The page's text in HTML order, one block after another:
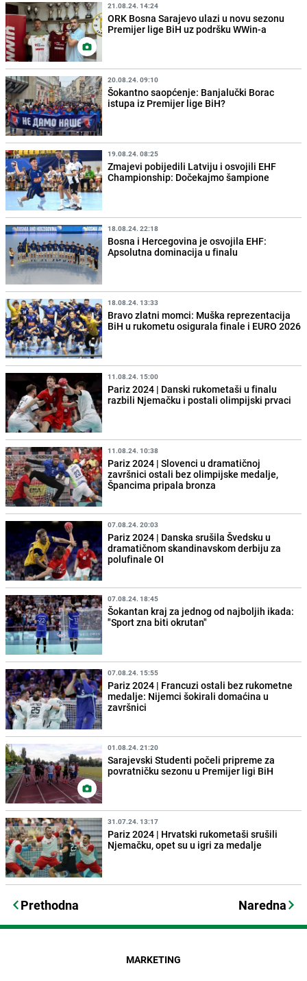
21.08.24. 14:24
ORK Bosna Sarajevo ulazi u novu sezonu
Premijer lige BiH uz podršku WWin-a
20.08.24. 09:10
Šokantno saopćenje: Banjalučki Borac
istupa iz Premijer lige BiH?
19.08.24. 08:25
Zmajevi pobijedili Latviju i osvojili EHF
Championship: Dočekajmo šampione
18.08.24. 22:18
Bosna i Hercegovina je osvojila EHF:
Apsolutna dominacija u finalu
18.08.24. 13:33
Bravo zlatni momci: Muška reprezentacija
BiH u rukometu osigurala finale i EURO 2026
11.08.24. 15:00
Pariz 2024 | Danski rukometaši u finalu
razbili Njemačku i postali olimpijski prvaci
11.08.24. 10:38
Pariz 2024 | Slovenci u dramatičnoj
završnici ostali bez olimpijske medalje,
Špancima pripala bronza
07.08.24. 20:03
Pariz 2024 | Danska srušila Švedsku u
dramatičnom skandinavskom derbiju za
polufinale OI
07.08.24. 18:45
Šokantan kraj za jednog od najboljih ikada:
"Sport zna biti okrutan"
07.08.24. 15:55
Pariz 2024 | Francuzi ostali bez rukometne
medalje: Nijemci šokirali domaćina u
završnici
01.08.24. 21:20
Sarajevski Studenti počeli pripreme za
povratničku sezonu u Premijer ligi BiH
31.07.24. 13:17
Pariz 2024 | Hrvatski rukometaši srušili
Njemačku, opet su u igri za medalje
Prethodna Naredna
MARKETING